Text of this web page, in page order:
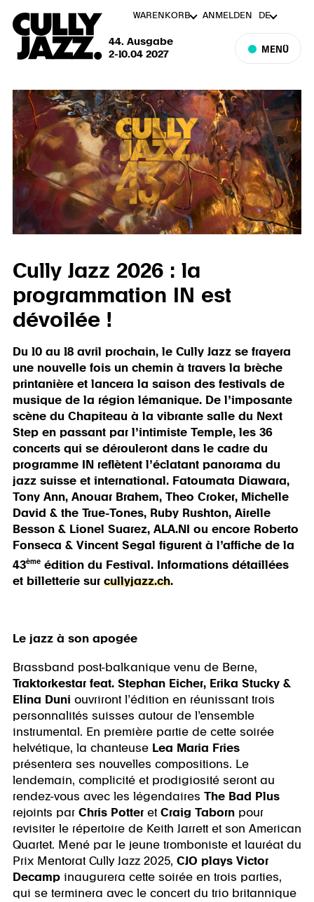
44. Ausgabe
2-10.04 2027
MENÜ
WARENKORB ANMELDEN DE
Cully Jazz 2026 : la
programmation IN est
dévoilée !
Du 10 au 18 avril prochain, le Cully Jazz se frayera
une nouvelle fois un chemin à travers la brèche
printanière et lancera la saison des festivals de
musique de la région lémanique. De l’imposante
scène du Chapiteau à la vibrante salle du Next
Step en passant par l’intimiste Temple, les 36
concerts qui se dérouleront dans le cadre du
programme IN reflètent l’éclatant panorama du
jazz suisse et international. Fatoumata Diawara,
Tony Ann, Anouar Brahem, Theo Croker, Michelle
David & the True-Tones, Ruby Rushton, Airelle
Besson & Lionel Suarez, ALA.NI ou encore Roberto
Fonseca & Vincent Segal figurent à l’affiche de la
43ème édition du Festival.
Informations détaillées
et billetterie sur cullyjazz.ch.
Le jazz à son apogée
Brassband post-balkanique venu de Berne,
Traktorkestar feat. Stephan Eicher, Erika Stucky &
Elina Duni ouvriront l’édition en réunissant trois
personnalités suisses autour de l’ensemble
instrumental. En première partie de cette soirée
helvétique, la chanteuse Lea Maria Fries
présentera ses nouvelles compositions. Le
lendemain, complicité et prodigiosité seront au
rendez-vous avec les légendaires
The Bad Plus
rejoints par Chris Potter et Craig Taborn pour
revisiter le répertoire de Keith Jarrett et son American
Quartet. Mené par le jeune tromboniste et lauréat du
Prix Mentorat Cully Jazz 2025, CJO plays Victor
Decamp inaugurera cette soirée en trois parties,
qui se terminera avec le concert du trio britannique